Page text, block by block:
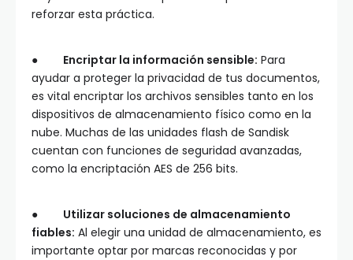
reforzar esta práctica.
● Encriptar la información sensible: Para
ayudar a proteger la privacidad de tus documentos,
es vital encriptar los archivos sensibles tanto en los
dispositivos de almacenamiento físico como en la
nube. Muchas de las unidades flash de Sandisk
cuentan con funciones de seguridad avanzadas,
como la encriptación AES de 256 bits.
● Utilizar soluciones de almacenamiento
fiables: Al elegir una unidad de almacenamiento, es
importante optar por marcas reconocidas y por